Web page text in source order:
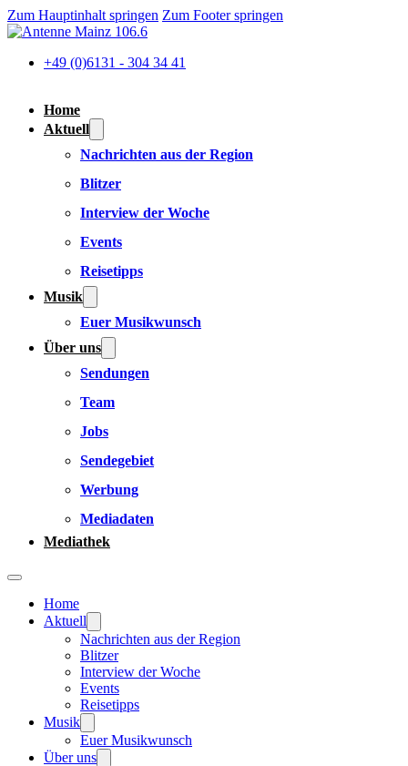
Zum Hauptinhalt springen Zum Footer springen
+49 (0)6131 - 304 34 41
Home
Aktuell
Nachrichten aus der Region
Blitzer
Interview der Woche
Events
Reisetipps
Musik
Euer Musikwunsch
Über uns
Sendungen
Team
Jobs
Sendegebiet
Werbung
Mediadaten
Mediathek
Home
Aktuell
Nachrichten aus der Region
Blitzer
Interview der Woche
Events
Reisetipps
Musik
Euer Musikwunsch
Über uns